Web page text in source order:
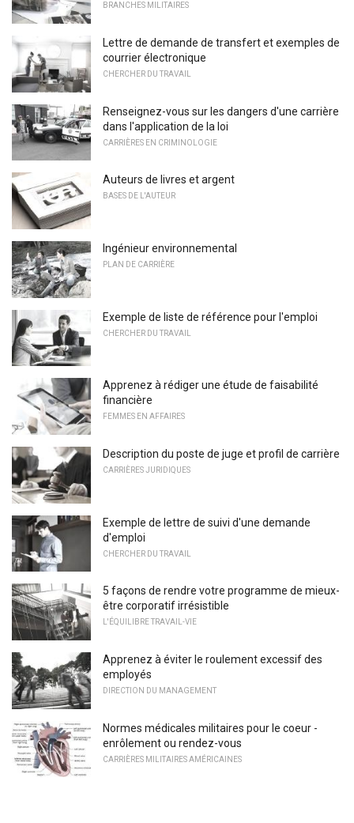
BRANCHES MILITAIRES
Lettre de demande de transfert et exemples de
courrier électronique
CHERCHER DU TRAVAIL
Renseignez-vous sur les dangers d'une carrière
dans l'application de la loi
CARRIÈRES EN CRIMINOLOGIE
Auteurs de livres et argent
BASES DE L'AUTEUR
Ingénieur environnemental
PLAN DE CARRIÈRE
Exemple de liste de référence pour l'emploi
CHERCHER DU TRAVAIL
Apprenez à rédiger une étude de faisabilité
financière
FEMMES EN AFFAIRES
Description du poste de juge et profil de carrière
CARRIÈRES JURIDIQUES
Exemple de lettre de suivi d'une demande
d'emploi
CHERCHER DU TRAVAIL
5 façons de rendre votre programme de mieux-
être corporatif irrésistible
L'ÉQUILIBRE TRAVAIL-VIE
Apprenez à éviter le roulement excessif des
employés
DIRECTION DU MANAGEMENT
Normes médicales militaires pour le coeur -
enrôlement ou rendez-vous
CARRIÈRES MILITAIRES AMÉRICAINES